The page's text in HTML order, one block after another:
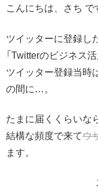
こんにちは、さち で
ツイッターに登録し
「Twitterのビジネス
ツイッター登録当時
の間に…。
たまに届くくらいな
結構な頻度で来てウ
ます。